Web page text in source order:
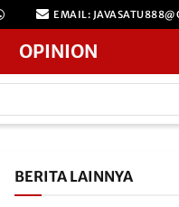
EMAIL:
OPINION
BERITA LAINNYA